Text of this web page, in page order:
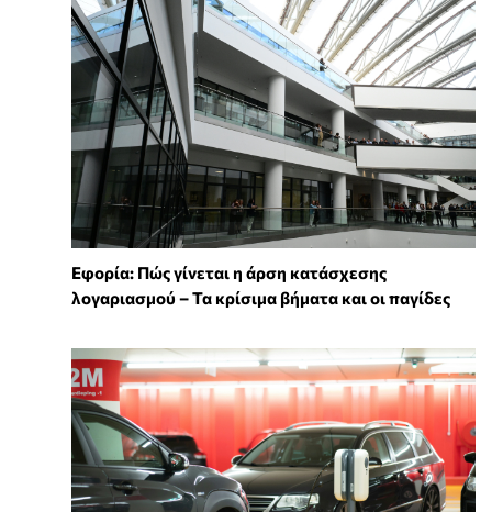
Εφορία: Πώς γίνεται η άρση κατάσχεσης
λογαριασμού – Τα κρίσιμα βήματα και οι παγίδες